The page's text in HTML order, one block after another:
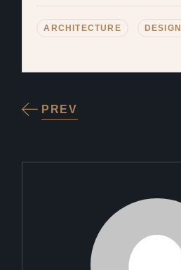
ARCHITECTURE DESIGN
PREV